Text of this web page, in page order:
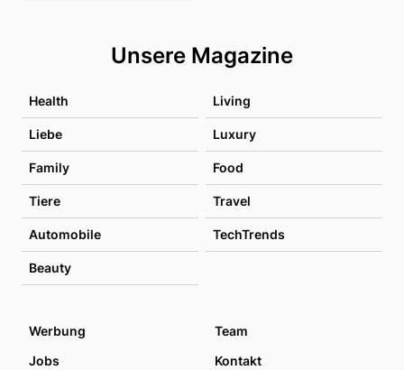
Unsere Magazine
Health Living
Liebe Luxury
Family Food
Tiere Travel
Automobile TechTrends
Beauty
Werbung
Team
Jobs
Kontakt